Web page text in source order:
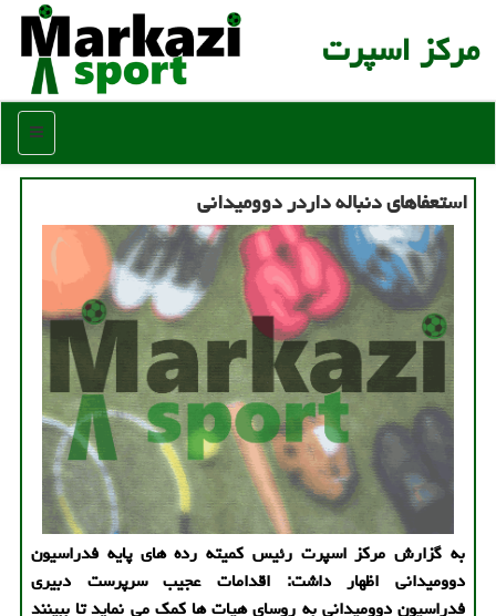
مركز اسپرت
منو
استعفاهای دنباله داردر دوومیدانی
به گزارش مركز اسپرت رئیس كمیته رده های پایه فدراسیون
دوومیدانی اظهار داشت: اقدامات عجیب سرپرست دبیری
فدراسیون دوومیدانی به روسای هیات ها كمك می نماید تا ببینند